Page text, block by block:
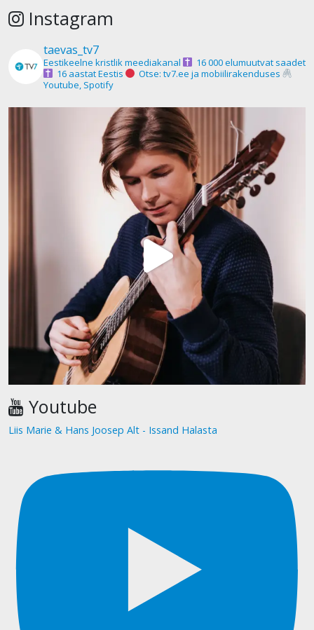
Instagram
taevas_tv7
Eestikeelne kristlik meediakanal
16 000 elumuutvat saadet
16 aastat Eestis
Otse: tv7.ee ja mobiilirakenduses
Youtube, Spotify
Youtube
Liis Marie & Hans Joosep Alt - Issand Halasta